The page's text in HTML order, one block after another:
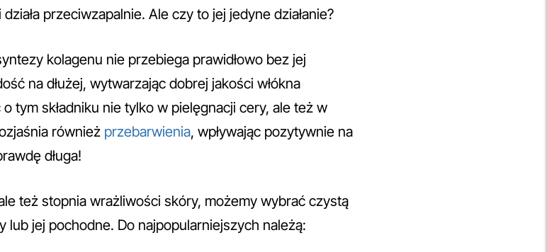
działa przeciwzapalnie. Ale czy to jej jedyne działanie?
kolagenu nie przebiega prawidłowo bez jej
na dłużej, wytwarzając dobrej jakości włókna
tym składniku nie tylko w pielęgnacji cery, ale też w
również przebarwienia, wpływając pozytywnie na
długa!
też stopnia wrażliwości skóry, możemy wybrać czystą
lub jej pochodne. Do najpopularniejszych należą: